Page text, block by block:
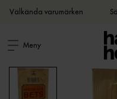
Välkända varumärken
Meny